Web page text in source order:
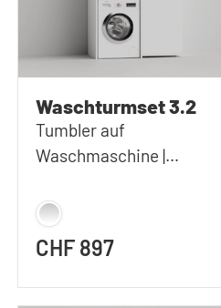
Waschturmset 3.2
Tumbler auf
Waschmaschine |
CHF 897